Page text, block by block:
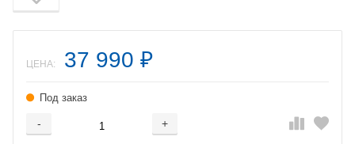
ЦЕНА: 37 990 ₽
Под заказ
- +
Добавляется...
Добавлен